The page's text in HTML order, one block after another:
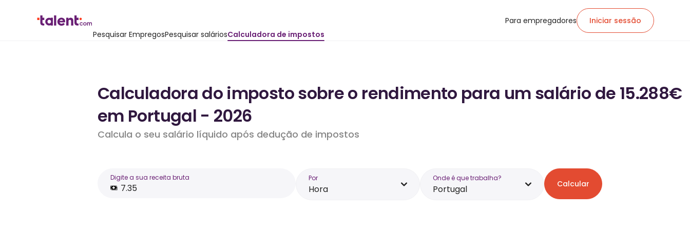
Pesquisar EmpregosPesquisar saláriosCalculadora de impostos
Para empregadores Iniciar sessão
Calculadora do imposto sobre o rendimento para um salário de 15.288€
em Portugal - 2026
Calcula o seu salário líquido após dedução de impostos
Digite a sua receita bruta Por
Hora
Onde é que trabalha?
Portugal Calcular